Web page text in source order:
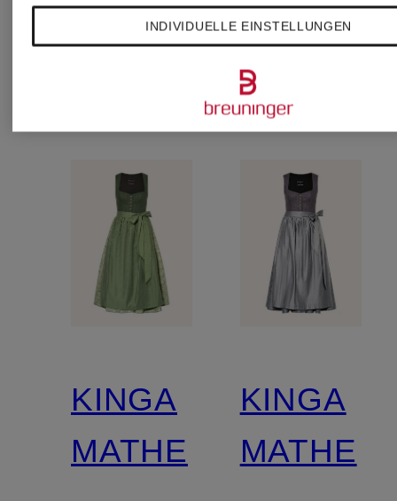
KINGA
MATHE
KINGA
MATHE
INDIVIDUELLE EINSTELLUNGEN